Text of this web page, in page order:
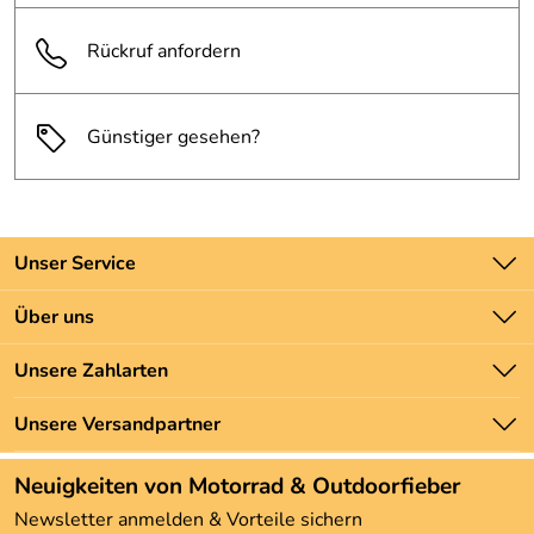
relags@relags.de
Rückruf anfordern
Günstiger gesehen?
Unser Service
Kontakt
Batteriegesetz
Newsletter
Zahlung und Versand
Über uns
Unsere Bestseller
Marken
Neu
Angebote
Kundenbewertungen (3.493)
Unsere Zahlarten
Unsere Versandpartner
Neuigkeiten von Motorrad & Outdoorfieber
Newsletter anmelden & Vorteile sichern